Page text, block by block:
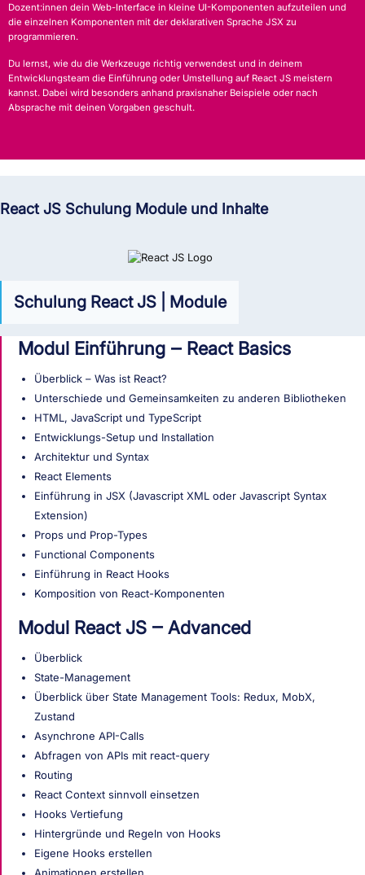
Dozent:innen dein Web-Interface in kleine UI-Komponenten aufzuteilen und
die einzelnen Komponenten mit der deklarativen Sprache JSX zu
programmieren.
Du lernst, wie du die Werkzeuge richtig verwendest und in deinem
Entwicklungsteam die Einführung oder Umstellung auf React JS meistern
kannst. Dabei wird besonders anhand praxisnaher Beispiele oder nach
Absprache mit deinen Vorgaben geschult.
React JS Schulung Module und Inhalte
Schulung React JS | Module
Modul Einführung ‒ React Basics
Überblick – Was ist React?
Unterschiede und Gemeinsamkeiten zu anderen Bibliotheken
HTML, JavaScript und TypeScript
Entwicklungs-Setup und Installation
Architektur und Syntax
React Elements
Einführung in JSX (Javascript XML oder Javascript Syntax
Extension)
Props und Prop-Types
Functional Components
Einführung in React Hooks
Komposition von React-Komponenten
Modul React JS ‒ Advanced
Überblick
State-Management
Überblick über State Management Tools: Redux, MobX,
Zustand
Asynchrone API-Calls
Abfragen von APIs mit react-query
Routing
React Context sinnvoll einsetzen
Hooks Vertiefung
Hintergründe und Regeln von Hooks
Eigene Hooks erstellen